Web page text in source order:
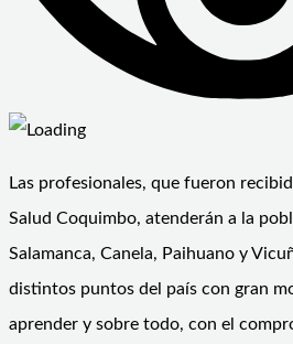
Las profesionales, que fueron
Salud Coquimbo, atenderán a la
Salamanca, Canela, Paihuano y
distintos puntos del país con gran
aprender y sobre todo, con el